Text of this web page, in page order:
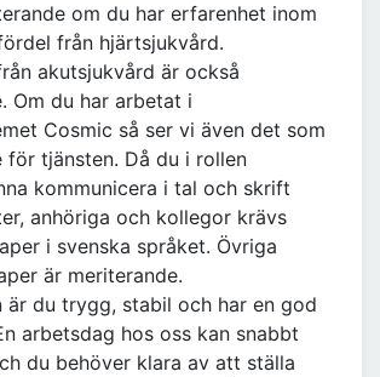
om du har erfarenhet inom
från hjärtsjukvård.
akutsjukvård är också
Om du har arbetat i
Cosmic så ser vi även det som
för tjänsten. Då du i rollen
kommunicera i tal och skrift
anhöriga och kollegor krävs
i svenska språket. Övriga
är meriterande.
är du trygg, stabil och har en god
arbetsdag hos oss kan snabbt
du behöver klara av att ställa